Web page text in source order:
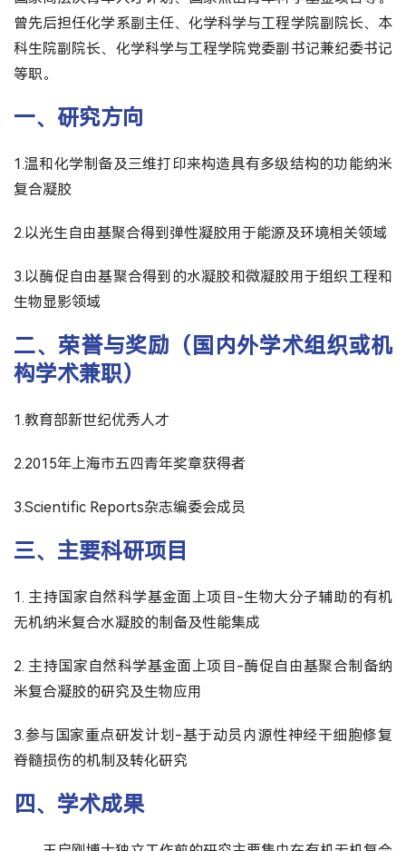
曾先后担任化学系副主任、化学科学与工程学院副院长、本
科生院副院长、化学科学与工程学院党委副书记兼纪委书记
等职。
一、研究方向
1.温和化学制备及三维打印来构造具有多级结构的功能纳米
复合凝胶
2.以光生自由基聚合得到弹性凝胶用于能源及环境相关领域
3.以酶促自由基聚合得到的水凝胶和微凝胶用于组织工程和
生物显影领域
二、荣誉与奖励（国内外学术组织或机
构学术兼职）
1.教育部新世纪优秀人才
2.2015年上海市五四青年奖章获得者
3.Scientific Reports杂志编委会成员
三、主要科研项目
1. 主持国家自然科学基金面上项目-生物大分子辅助的有机
无机纳米复合水凝胶的制备及性能集成
2. 主持国家自然科学基金面上项目-酶促自由基聚合制备纳
米复合凝胶的研究及生物应用
3.参与国家重点研发计划-基于动员内源性神经干细胞修复
脊髓损伤的机制及转化研究
四、学术成果